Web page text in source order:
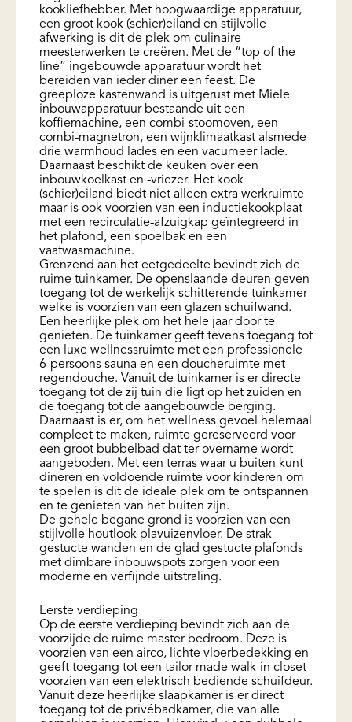
kookliefhebber. Met hoogwaardige apparatuur,
een groot kook (schier)eiland en stijlvolle
afwerking is dit de plek om culinaire
meesterwerken te creëren. Met de “top of the
line” ingebouwde apparatuur wordt het
bereiden van ieder diner een feest. De
greeploze kastenwand is uitgerust met Miele
inbouwapparatuur bestaande uit een
koffiemachine, een combi-stoomoven, een
combi-magnetron, een wijnklimaatkast alsmede
drie warmhoud lades en een vacumeer lade.
Daarnaast beschikt de keuken over een
inbouwkoelkast en -vriezer. Het kook
(schier)eiland biedt niet alleen extra werkruimte
maar is ook voorzien van een inductiekookplaat
met een recirculatie-afzuigkap geïntegreerd in
het plafond, een spoelbak en een
vaatwasmachine.
Grenzend aan het eetgedeelte bevindt zich de
ruime tuinkamer. De openslaande deuren geven
toegang tot de werkelijk schitterende tuinkamer
welke is voorzien van een glazen schuifwand.
Een heerlijke plek om het hele jaar door te
genieten. De tuinkamer geeft tevens toegang tot
een luxe wellnessruimte met een professionele
6-persoons sauna en een doucheruimte met
regendouche. Vanuit de tuinkamer is er directe
toegang tot de zij tuin die ligt op het zuiden en
de toegang tot de aangebouwde berging.
Daarnaast is er, om het wellness gevoel helemaal
compleet te maken, ruimte gereserveerd voor
een groot bubbelbad dat ter overname wordt
aangeboden. Met een terras waar u buiten kunt
dineren en voldoende ruimte voor kinderen om
te spelen is dit de ideale plek om te ontspannen
en te genieten van het buiten zijn.
De gehele begane grond is voorzien van een
stijlvolle houtlook plavuizenvloer. De strak
gestucte wanden en de glad gestucte plafonds
met dimbare inbouwspots zorgen voor een
moderne en verfijnde uitstraling.
Eerste verdieping
Op de eerste verdieping bevindt zich aan de
voorzijde de ruime master bedroom. Deze is
voorzien van een airco, lichte vloerbedekking en
geeft toegang tot een tailor made walk-in closet
voorzien van een elektrisch bediende schuifdeur.
Vanuit deze heerlijke slaapkamer is er direct
toegang tot de privébadkamer, die van alle